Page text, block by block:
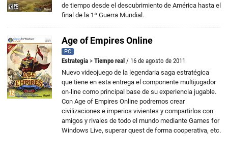
de tiempo desde el descubrimiento de América hasta el
final de la 1ª Guerra Mundial.
Age of Empires Online
PC
Estrategia > Tiempo real / 16 de agosto de 2011
Nuevo videojuego de la legendaria saga estratégica
que tiene en esta entrega el componente multijugador
on-line como principal base de su experiencia jugable.
Con Age of Empires Online podremos crear
civilizaciones e imperios vivientes y compartirlos con
amigos y rivales de todo el mundo mediante Games for
Windows Live, superar quest de forma cooperativa, etc.